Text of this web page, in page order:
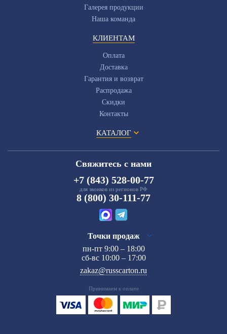
Галерея продукции
Наша команда
КЛИЕНТАМ
Оплата
Доставка
Гарантия и возврат
Распродажа
Скидки
Контакты
КАТАЛОГ
Свяжитесь с нами
+7 (843) 528-00-77
для звонков из регионов РФ
8 (800) 30-111-77
Точки продаж
пн-пт 9:00 – 18:00
сб-вс 10:00 – 17:00
zakaz@russcarton.ru
Принимаем к оплате